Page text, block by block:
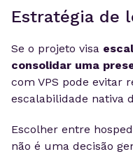
Estratégia de
Se o projeto visa
consolidar uma
com VPS pode evitar
escalabilidade nativa
Escolher entre
não é uma decisão